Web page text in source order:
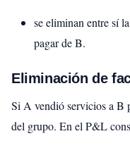
se eliminan entre sí
pagar de B.
Eliminación de
Si A vendió servicios a B
del grupo. En el P&L